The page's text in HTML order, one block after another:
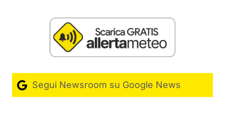
Segui Newsroom su Google News